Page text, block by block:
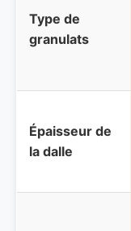
Type de
granulats
Épaisseur de
la dalle